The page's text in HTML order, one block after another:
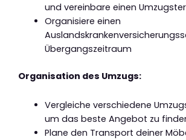
und vereinbare einen
Organisiere einen
Übergangszeitraum
Organisation des Umzugs:
Vergleiche verschiedene
um das beste Angebot zu
Plane den Transport deiner